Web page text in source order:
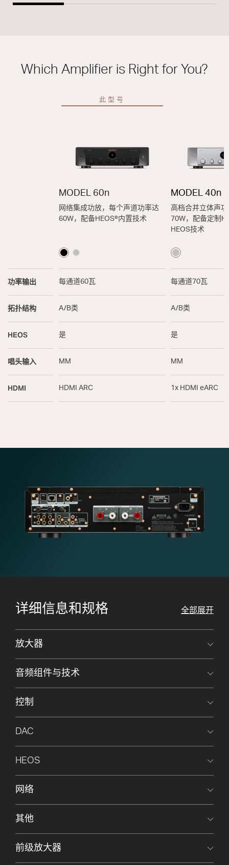
Which Amplifier is Right for You?
功率输出
拓扑结构
HEOS
唱头输入
HDMI
此型号
MODEL 60n
网络集成功放，每个声道功率达
60W，配备HEOS®内置技术
每通道60瓦
A/B类
是
MM
HDMI ARC
MODEL 40n
高档合并立体声
70W，配备定制
HEOS技术
每通道70瓦
A/B类
是
MM
1x HDMI eARC
详细信息和规格 全部展开
放大器
音频组件与技术
控制
DAC
HEOS
网络
其他
前级放大器